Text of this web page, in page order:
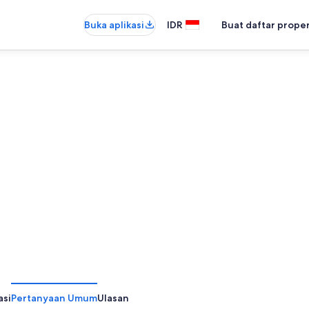
Buka aplikasi IDR Buat daftar
Pertanyaan UmumUlasan